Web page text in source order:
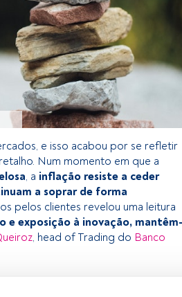
e isso acabou por se refletir
Num momento em que a
, a inflação resiste a ceder
a soprar de forma
pelos clientes revelou uma leitura
e exposição à inovação,
, head of Trading do Banco